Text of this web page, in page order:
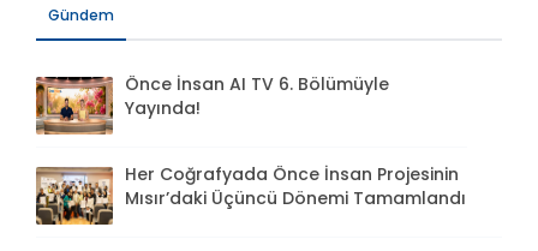
Gündem
Önce İnsan AI TV 6. Bölümüyle
Yayında!
Her Coğrafyada Önce İnsan Projesinin
Mısır’daki Üçüncü Dönemi Tamamlandı